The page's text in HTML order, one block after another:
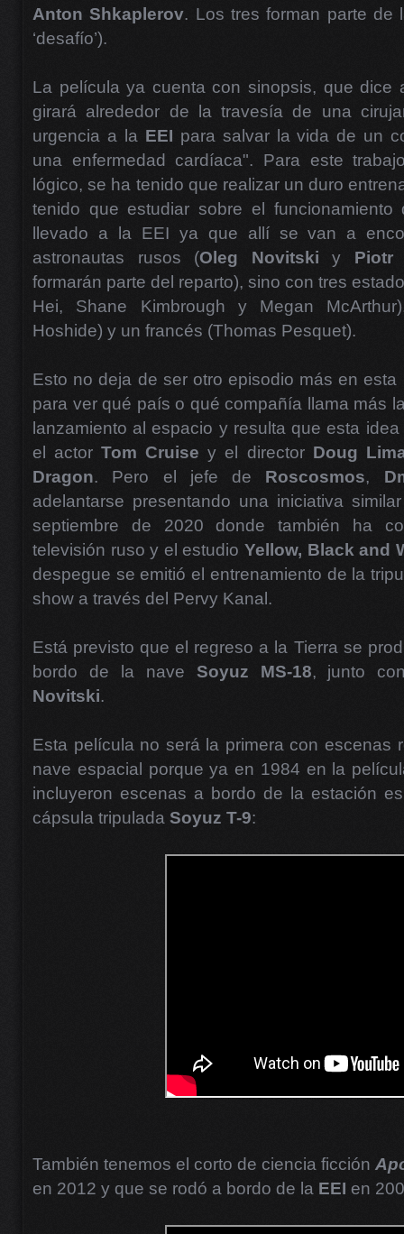
Anton Shkaplerov. Los tres forman parte de
‘desafío’).
La película ya cuenta con sinopsis, que dice
girará alrededor de la travesía de una
urgencia a la EEI para salvar la vida de un
una enfermedad cardíaca". Para este
lógico, se ha tenido que realizar un duro
tenido que estudiar sobre el
llevado a la EEI ya que allí se van a
astronautas rusos (Oleg Novitski y Piotr
formarán parte del reparto), sino con tres
Hei, Shane Kimbrough y Megan
Hoshide) y un francés (Thomas Pesquet).
Esto no deja de ser otro episodio más en
para ver qué país o qué compañía llama más
lanzamiento al espacio y resulta que esta
el actorTom Cruise y el director Doug
Dragon. Pero el jefe de Roscosmos,
adelantarse presentando una iniciativa
septiembre de 2020 donde también ha
televisión ruso y el estudio Yellow, Black and
despegue se emitió el entrenamiento de la
show a través del Pervy Kanal.
Está previsto que el regreso a la Tierra se
bordo de la nave Soyuz MS-18, junto
Novitski.
Esta película no será la primera con escenas
nave espacial porque ya en 1984 en la
incluyeron escenas a bordo de la estación
cápsula tripulada Soyuz T-9:
También tenemos el corto de ciencia ficción
en 2012 y que se rodó a bordo de la EEI en